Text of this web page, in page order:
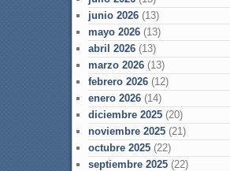
junio 2026(13)
mayo 2026(13)
abril 2026(13)
marzo 2026(13)
febrero 2026(12)
enero 2026(14)
diciembre 2025(20)
noviembre 2025(21)
octubre 2025(22)
septiembre 2025(22)